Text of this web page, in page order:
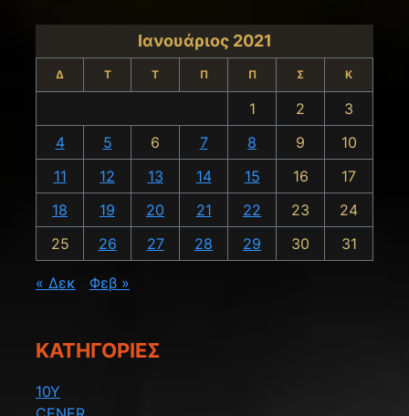
Ιανουάριος 2021
Δ Τ Τ Π Π Σ Κ
1 2
3
4
5 6 7 8 9
10
11
12 13 14 15 16
17
18
19 20 21 22 23
24
25
26 27 28 29 30 31
« Δεκ Φεβ »
KΑΤΗΓΟΡΊΕΣ
10Y